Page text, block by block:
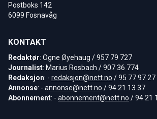
Postboks 142
6099 Fosnavåg
KONTAKT
Redaktør: Ogne Øyehaug / 957 79 727
Journalist: Marius Rosbach / 907 36 774
Redaksjon: - redaksjon@nett.no / 95 77 97 27
Annonse: - annonse@nett.no / 94 21 13 37
Abonnement: - abonnement@nett.no / 94 21